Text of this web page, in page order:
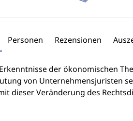
Personen Rezensionen
der ökonomischen
von Unternehmensjuristen
dieser Veränderung des